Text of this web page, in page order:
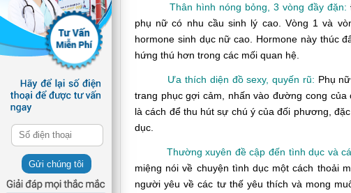
Thân hình nóng bỏng, 3 vòng đầy đặn:
phụ nữ có nhu cầu sinh lý cao. Vòng 1 và
hormone sinh dục nữ cao. Hormone này thúc
hứng thú hơn trong các mối quan hệ.
Ưa thích diện đồ sexy, quyến rũ: Phụ
trang phục gợi cảm, nhấn vào đường cong
là cách để thu hút sự chú ý của đối phương,
dục.
Thường xuyên đề cập đến tình dục và
miệng nói về chuyện tình dục một cách thoải
người yêu về các tư thế yêu thích và mong
Gửi chúng tôi